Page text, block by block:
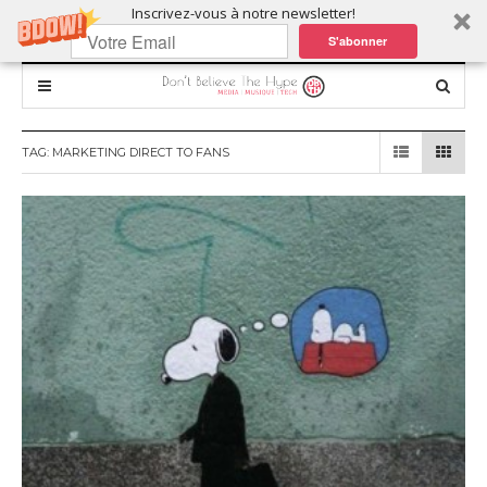
Inscrivez-vous à notre newsletter!
S'abonner
TAG: MARKETING DIRECT TO FANS